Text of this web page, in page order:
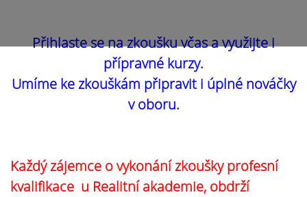
Přihlaste se na zkoušku včas a využijte i
přípravné kurzy.
Umíme ke zkouškám připravit i úplné nováčky
v oboru.
Každý zájemce o vykonání zkoušky profesní
kvalifikace u Realitní akademie, obdrží